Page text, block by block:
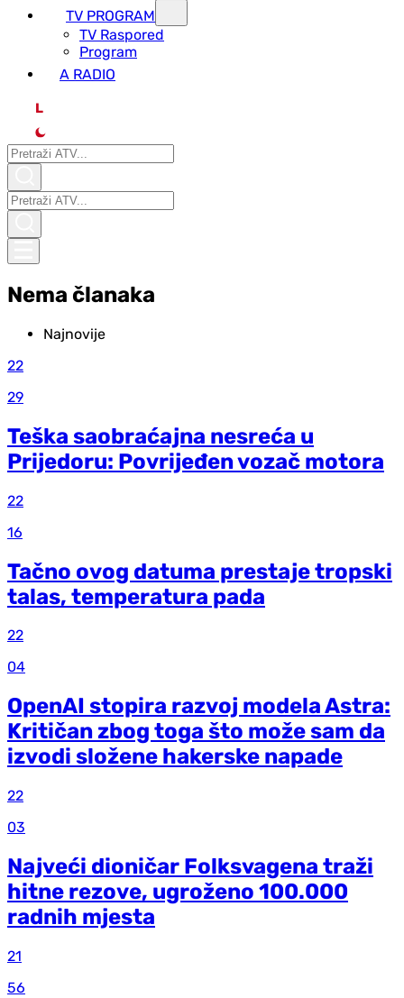
TV PROGRAM
ТV Raspored
Program
A RADIO
L
Nema članaka
Najnovije
22
29
Teška saobraćajna nesreća u
Prijedoru: Povrijeđen vozač motora
22
16
Tačno ovog datuma prestaje tropski
talas, temperatura pada
22
04
OpenAI stopira razvoj modela Astra:
Kritičan zbog toga što može sam da
izvodi složene hakerske napade
22
03
Najveći dioničar Folksvagena traži
hitne rezove, ugroženo 100.000
radnih mjesta
21
56